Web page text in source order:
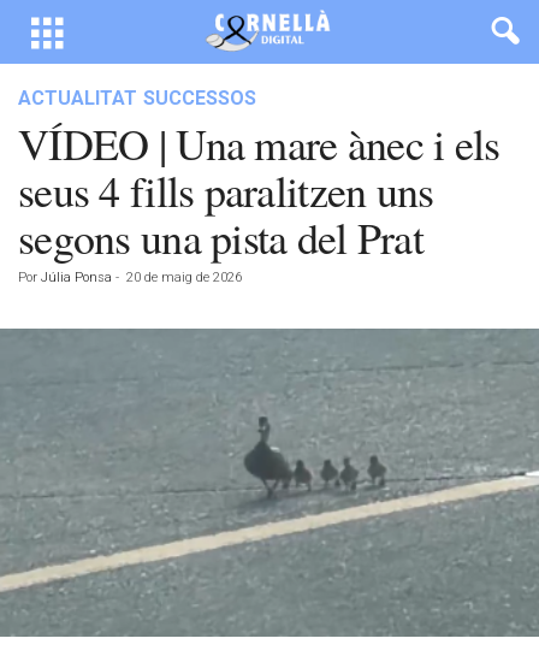
ACTUALITAT SUCCESSOS
VÍDEO | Una mare ànec i els
seus 4 fills paralitzen uns
segons una pista del Prat
Por Júlia Ponsa - 20 de maig de 2026